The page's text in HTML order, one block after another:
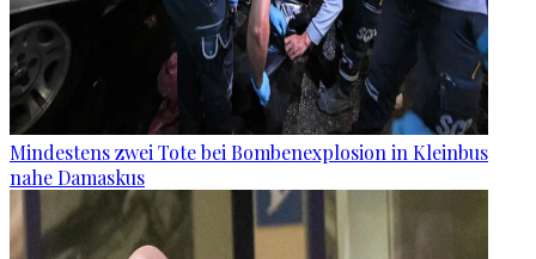
Mindestens zwei Tote bei Bombenexplosion in Kleinbus
nahe Damaskus